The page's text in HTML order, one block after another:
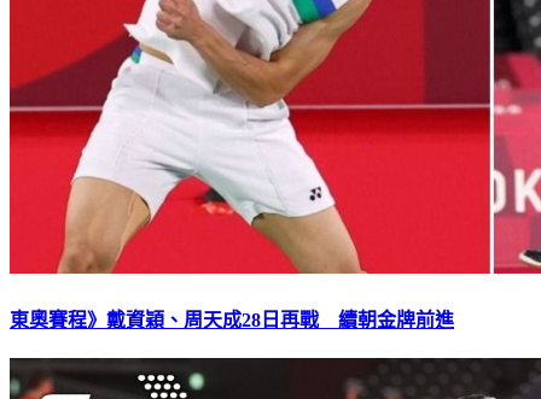
東奧賽程》戴資穎、周天成28日再戰 續朝金牌前進